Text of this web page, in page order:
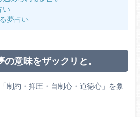
い
夢占い
の意味をザックリと。
制約・抑圧・自制心・道徳心」を象